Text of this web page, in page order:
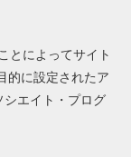
とによってサイト
的に設定されたア
シエイト・プログ